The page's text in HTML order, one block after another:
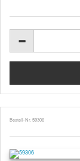
Bestell-Nr. 59306